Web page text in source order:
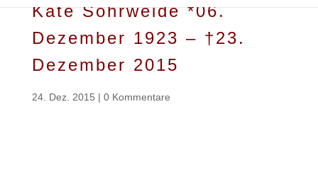
Käte Sohrweide *06.
Dezember 1923 – †23.
Dezember 2015
24. Dez. 2015 | 0 Kommentare